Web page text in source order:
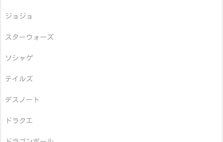
ジョジョ
スターウォーズ
ソシャゲ
テイルズ
デスノート
ドラクエ